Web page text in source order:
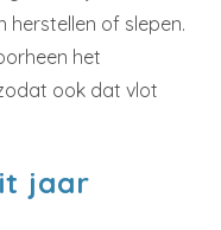
herstellen of slepen.
het
ook dat vlot
jaar